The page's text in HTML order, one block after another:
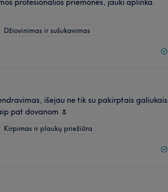
Džiovinimas ir sušukavimas
išejau ne tik su pakirptais galiukais
pat dovanom 🌷
Kirpimas ir plaukų priežiūra